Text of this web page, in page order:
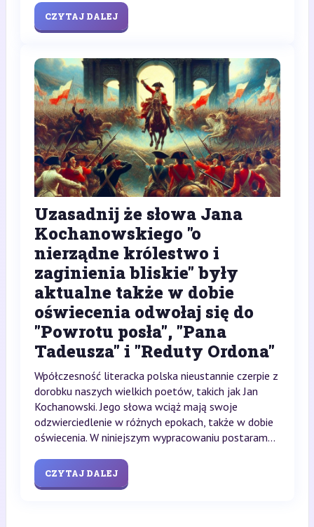
CZYTAJ DALEJ
Uzasadnij że słowa Jana
Kochanowskiego "o
nierządne królestwo i
zaginienia bliskie" były
aktualne także w dobie
oświecenia odwołaj się do
"Powrotu posła", "Pana
Tadeusza" i "Reduty Ordona"
Wpółczesność literacka polska nieustannie czerpie z
dorobku naszych wielkich poetów, takich jak Jan
Kochanowski. Jego słowa wciąż mają swoje
odzwierciedlenie w różnych epokach, także w dobie
oświecenia. W niniejszym wypracowaniu postaram...
CZYTAJ DALEJ